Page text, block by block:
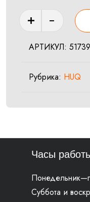
товара
колодца
АРТИКУЛ:
Рубрика: HUQ
Часы
Суббота и